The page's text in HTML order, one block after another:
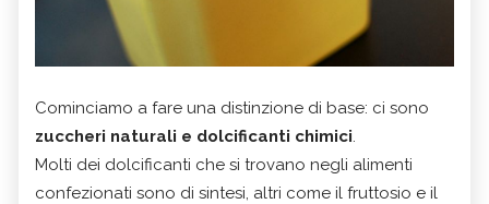
Cominciamo a fare una distinzione di base: ci sono
zuccheri naturali e dolcificanti chimici.
Molti dei dolcificanti che si trovano negli alimenti
confezionati sono di sintesi, altri come il fruttosio e il